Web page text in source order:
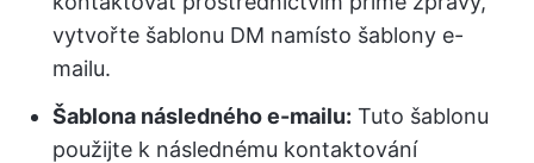
vytvořte šablonu DM namísto šablony e-
mailu.
Šablona následného e-mailu: Tuto šablonu
použijte k následnému kontaktování